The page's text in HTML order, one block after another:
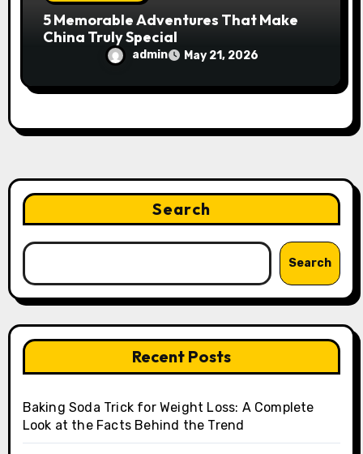
5 Memorable Adventures That Make
China Truly Special
admin May 21, 2026
Search
Search
Recent Posts
Baking Soda Trick for Weight Loss: A Complete
Look at the Facts Behind the Trend